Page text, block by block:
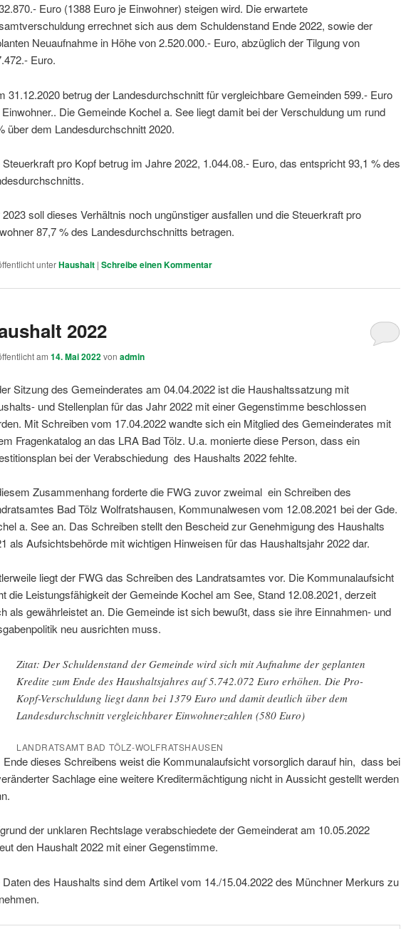
Euro (1388 Euro je Einwohner) steigen wird. Die erwartete
errechnet sich aus dem Schuldenstand Ende 2022, sowie der
Neuaufnahme in Höhe von 2.520.000.- Euro, abzüglich der Tilgung von
Euro.
31.12.2020 betrug der Landesdurchschnitt für vergleichbare Gemeinden 599.- Euro
Die Gemeinde Kochel a. See liegt damit bei der Verschuldung um rund
über dem Landesdurchschnitt 2020.
Steuerkraft pro Kopf betrug im Jahre 2022, 1.044.08.- Euro, das entspricht 93,1 % des
2023 soll dieses Verhältnis noch ungünstiger ausfallen und die Steuerkraft pro
87,7 % des Landesdurchschnitts betragen.
unterHaushalt | Schreibe einen Kommentar
2022
am 14. Mai 2022von admin
Sitzung des Gemeinderates am 04.04.2022 ist die Haushaltssatzung mit
und Stellenplan für das Jahr 2022 mit einer Gegenstimme beschlossen
Mit Schreiben vom 17.04.2022 wandte sich ein Mitglied des Gemeinderates mit
Fragenkatalog an das LRA Bad Tölz. U.a. monierte diese Person, dass ein
bei der Verabschiedung des Haushalts 2022 fehlte.
Zusammenhang forderte die FWG zuvor zweimal ein Schreiben des
Bad Tölz Wolfratshausen, Kommunalwesen vom 12.08.2021 bei der Gde.
a. See an. Das Schreiben stellt den Bescheid zur Genehmigung des Haushalts
als Aufsichtsbehörde mit wichtigen Hinweisen für das Haushaltsjahr 2022 dar.
liegt der FWG das Schreiben des Landratsamtes vor. Die Kommunalaufsicht
die Leistungsfähigkeit der Gemeinde Kochel am See, Stand 12.08.2021, derzeit
als gewährleistet an. Die Gemeinde ist sich bewußt, dass sie ihre Einnahmen- und
neu ausrichten muss.
Zitat: Der Schuldenstand der Gemeinde wird sich mit Aufnahme der geplanten
Kredite zum Ende des Haushaltsjahres auf 5.742.072 Euro erhöhen. Die Pro-
Kopf-Verschuldung liegt dann bei 1379 Euro und damit deutlich über dem
Landesdurchschnitt vergleichbarer Einwohnerzahlen (580 Euro)
LANDRATSAMT BAD TÖLZ-WOLFRATSHAUSEN
Ende dieses Schreibens weist die Kommunalaufsicht vorsorglich darauf hin, dass bei
Sachlage eine weitere Kreditermächtigung nicht in Aussicht gestellt werden
der unklaren Rechtslage verabschiedete der Gemeinderat am 10.05.2022
den Haushalt 2022 mit einer Gegenstimme.
Daten des Haushalts sind dem Artikel vom 14./15.04.2022 des Münchner Merkurs zu